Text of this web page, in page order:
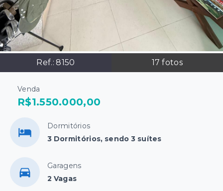
Ref.:8150 17 fotos
Venda
R$1.550.000,00
Dormitórios
3 Dormitórios, sendo 3 suítes
Garagens
2 Vagas